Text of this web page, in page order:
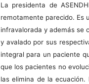
La presidenta de
remotamente parecido. Es
infravalorada y además se
y avalado por sus
integral para un paciente
que los pacientes no
las elimina de la